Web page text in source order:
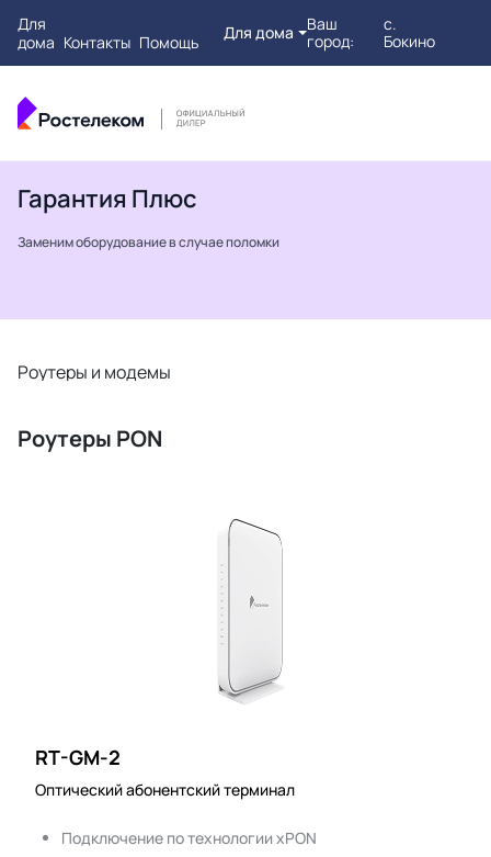
Для
дома Контакты Помощь Для дома
Ваш
город:
с.
Бокино
Гарантия Плюс
Заменим оборудование в случае поломки
Роутеры и модемы
Роутеры PON
RT-GM-2
Оптический абонентский терминал
Подключение по технологии xPON